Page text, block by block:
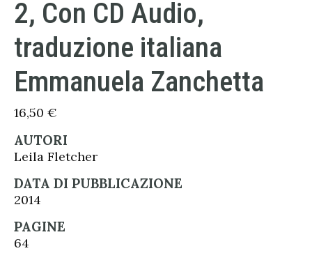
2, Con CD Audio,
traduzione italiana
Emmanuela Zanchetta
16,50 €
AUTORI
Leila Fletcher
DATA DI PUBBLICAZIONE
2014
PAGINE
64